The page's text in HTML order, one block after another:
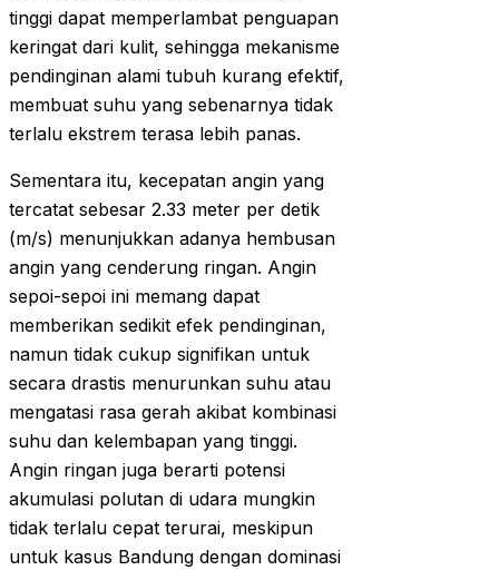
tinggi dapat memperlambat penguapan
keringat dari kulit, sehingga mekanisme
pendinginan alami tubuh kurang efektif,
membuat suhu yang sebenarnya tidak
terlalu ekstrem terasa lebih panas.
Sementara itu, kecepatan angin yang
tercatat sebesar 2.33 meter per detik
(m/s) menunjukkan adanya hembusan
angin yang cenderung ringan. Angin
sepoi-sepoi ini memang dapat
memberikan sedikit efek pendinginan,
namun tidak cukup signifikan untuk
secara drastis menurunkan suhu atau
mengatasi rasa gerah akibat kombinasi
suhu dan kelembapan yang tinggi.
Angin ringan juga berarti potensi
akumulasi polutan di udara mungkin
tidak terlalu cepat terurai, meskipun
untuk kasus Bandung dengan dominasi